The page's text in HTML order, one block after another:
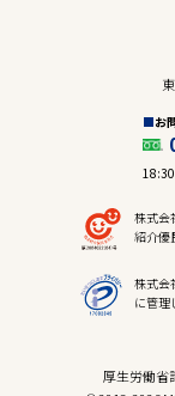
お
18:30
株式会
紹介優
株式会
に管理
厚生労働省